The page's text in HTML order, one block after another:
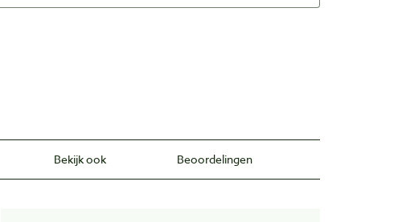
Bekijk ook Beoordelingen